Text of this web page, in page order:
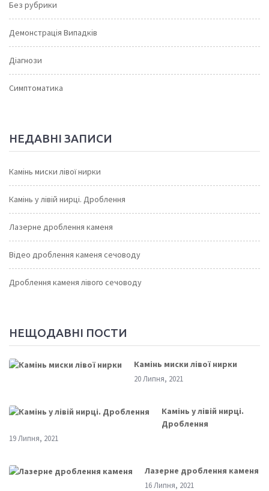
Без рубрики
Демонстрація Випадків
Діагнози
Симптоматика
НЕДАВНІ ЗАПИСИ
Камінь миски лівої нирки
Камінь у лівій нирці. Дроблення
Лазерне дроблення каменя
Відео дроблення каменя сечоводу
Дроблення каменя лівого сечоводу
НЕЩОДАВНІ ПОСТИ
Камінь миски лівої нирки
20 Липня, 2021
Камінь у лівій нирці.
Дроблення
19 Липня, 2021
Лазерне дроблення каменя
16 Липня, 2021